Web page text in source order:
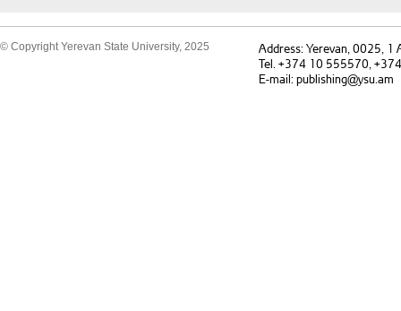
© Copyright Yerevan State University, 2025
Address: Yerevan, 0025, 1
Tel. +374 10 555570,
E-mail: publishing@ysu.am